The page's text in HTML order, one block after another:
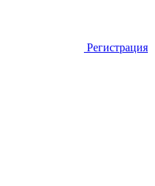
Регистрация